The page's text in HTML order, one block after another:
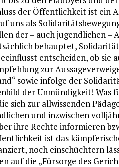
der Öffentlichkeit ist ein
uns als
der – auch jugendlichen –
behauptet, Solidarität
entscheiden, ob sie
zur
sowie infolge der
der Unmündigkeit! Was
sich zur allwissenden
und inzwischen
ihre Rechte informieren
ist das
noch einschüchtern
auf die „Fürsorge des